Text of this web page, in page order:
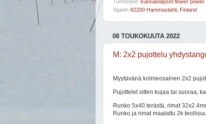
Tunnisteet: kukkaislapset flower power
Sijainti: 82200 Hammaslahti, Finland
08 TOUKOKUUTA 2022
M: 2x2 pujottelu
Myytävänä kolmeosainen 2x2
Pujottelet sitten kujaa tai suoraa,
Runko 5x40 terästä, rimat
Runko ja rimat maalattu 2k